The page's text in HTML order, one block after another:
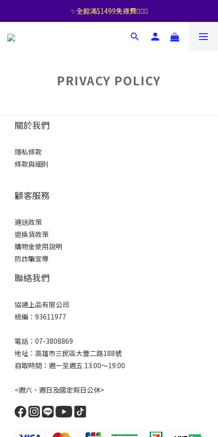
✨全館滿$1499免運費🧚🏻‍♀️
PRIVACY POLICY
關於我們
隱私條款
條款與細則
顧客服務
運送政策
退換貨政策
購物金使用說明
防詐騙宣導
聯絡我們
協通上品有限公司
統編：93611977
電話：07-3808869
地址：高雄市三民區大豐二路188號
自取時間：週一至週五 13:00～19:00
<週六、週日及國定假日公休>